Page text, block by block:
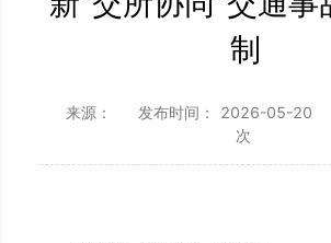
制
来源： 发布时间： 2026-05-20
次